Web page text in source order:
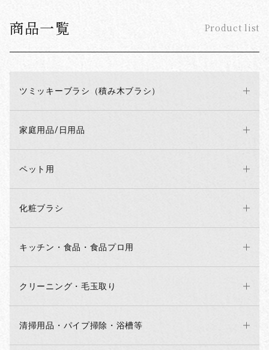
商品一覧 Product list
ツミッキーブラシ（積み木ブラシ）
家庭用品/日用品
ペット用
化粧ブラシ
キッチン・食品・食品プロ用
クリーニング・毛玉取り
清掃用品・パイプ掃除・浴槽等